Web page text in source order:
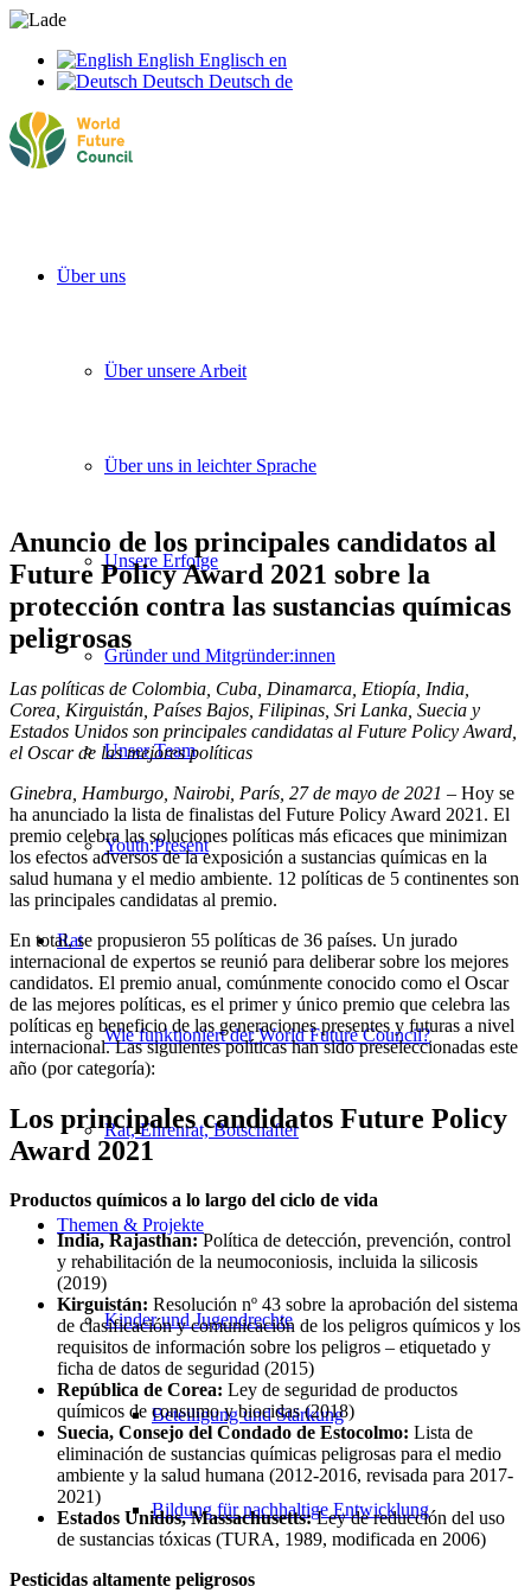
English Englisch en
Deutsch Deutsch de
Über uns
Über unsere Arbeit
Über uns in leichter Sprache
Unsere Erfolge
Gründer und Mitgründer:innen
Unser Team
Youth:Present
Rat
Wie funktioniert der World Future Council?
Rat, Ehrenrat, Botschafter
Themen & Projekte
Kinder und Jugendrechte
Beteiligung und Stärkung
Bildung für nachhaltige Entwicklung
Anuncio de los principales candidatos al
Future Policy Award 2021 sobre la
protección contra las sustancias químicas
peligrosas
Las políticas de Colombia, Cuba, Dinamarca, Etiopía, India,
Corea, Kirguistán, Países Bajos, Filipinas, Sri Lanka, Suecia y
Estados Unidos son principales candidatas al Future Policy Award,
el Oscar de las mejores políticas
Ginebra, Hamburgo, Nairobi, París, 27 de mayo de 2021 – Hoy se
ha anunciado la lista de finalistas del Future Policy Award 2021. El
premio celebra las soluciones políticas más eficaces que minimizan
los efectos adversos de la exposición a sustancias químicas en la
salud humana y el medio ambiente. 12 políticas de 5 continentes son
las principales candidatas al premio.
En total, se propusieron 55 políticas de 36 países. Un jurado
internacional de expertos se reunió para deliberar sobre los mejores
candidatos. El premio anual, comúnmente conocido como el Oscar
de las mejores políticas, es el primer y único premio que celebra las
políticas en beneficio de las generaciones presentes y futuras a nivel
internacional. Las siguientes políticas han sido preseleccionadas este
año (por categoría):
Los principales candidatos Future Policy
Award 2021
Productos químicos a lo largo del ciclo de vida
India, Rajasthan: Política de detección, prevención, control
y rehabilitación de la neumoconiosis, incluida la silicosis
(2019)
Kirguistán: Resolución nº 43 sobre la aprobación del sistema
de clasificación y comunicación de los peligros químicos y los
requisitos de información sobre los peligros – etiquetado y
ficha de datos de seguridad (2015)
República de Corea: Ley de seguridad de productos
químicos de consumo y biocidas (2018)
Suecia, Consejo del Condado de Estocolmo: Lista de
eliminación de sustancias químicas peligrosas para el medio
ambiente y la salud humana (2012-2016, revisada para 2017-
2021)
Estados Unidos, Massachusetts:Ley de reducción del uso
de sustancias tóxicas (TURA, 1989, modificada en 2006)
Pesticidas altamente peligrosos